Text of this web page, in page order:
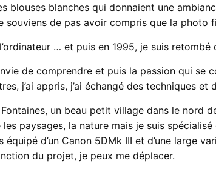
blouses blanches qui donnaient une
souviens de pas avoir compris que la photo
… et puis en 1995, je suis retombé
de comprendre et puis la passion qui se
j’ai appris, j’ai échangé des techniques et
un beau petit village dans le nord
paysages, la nature mais je suis
d’un Canon 5DMk III et d’une large
du projet, je peux me déplacer.